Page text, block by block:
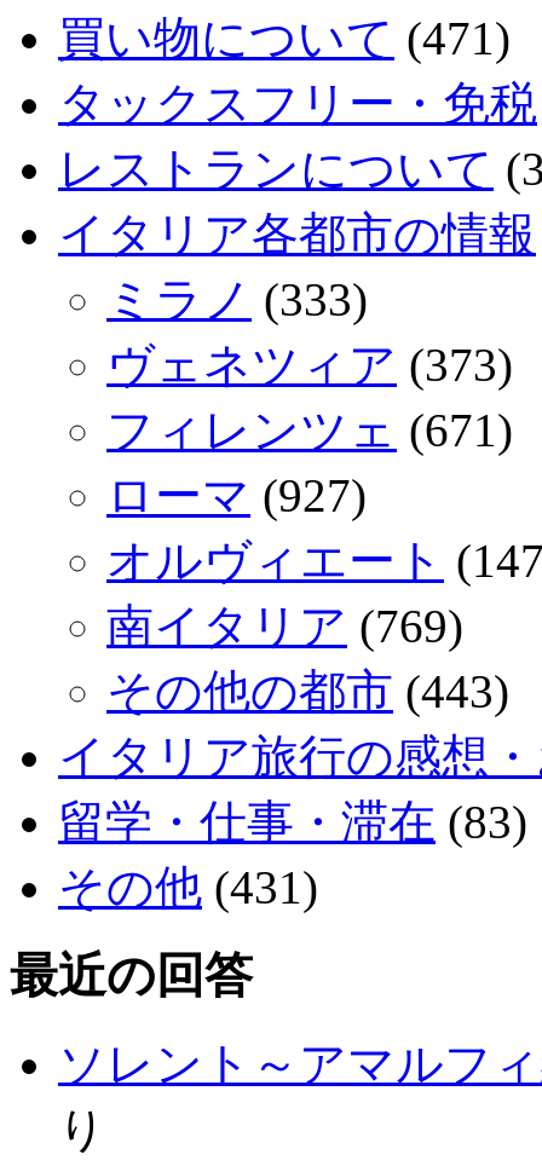
買い物について (471)
タックスフリー・免税
レストランについて
イタリア各都市の情報
ミラノ (333)
ヴェネツィア (373)
フィレンツェ (671)
ローマ (927)
オルヴィエート
南イタリア (769)
その他の都市 (443)
イタリア旅行の感想
留学・仕事・滞在 (83)
その他 (431)
最近の回答
ソレント～アマルフ
り